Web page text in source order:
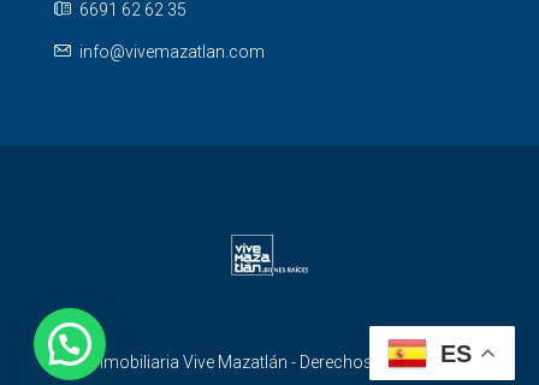
6691 62 62 35
info@vivemazatlan.com
© Inmobiliaria Vive Mazatlán - Derechos Reservados
ES